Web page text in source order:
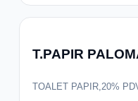
T.PAPIR
TOALET PAPIR,20%